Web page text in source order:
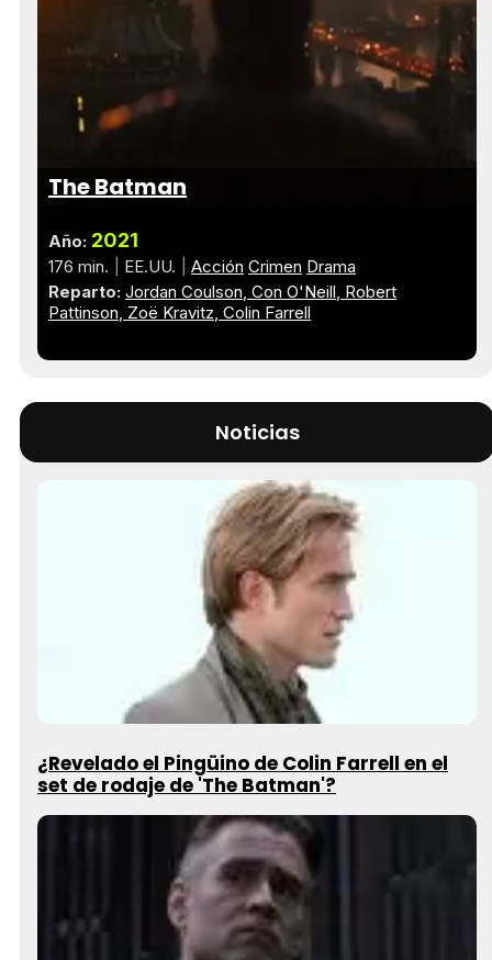
The Batman
Año: 2021
176 min. EE.UU. Acción Crimen Drama
Reparto: Jordan Coulson Con O'Neill Robert
Pattinson Zoë Kravitz Colin Farrell
Noticias
¿Revelado el Pingüino de Colin Farrell en el
set de rodaje de 'The Batman'?